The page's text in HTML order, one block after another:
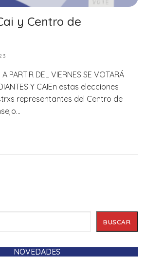
y Centro de
PARTIR DEL VIERNES SE VOTARÁ
Y CAIEn estas elecciones
representantes del Centro de
BUSCAR
NOVEDADES